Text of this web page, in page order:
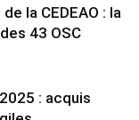
la CEDEAO : la
43 OSC
: acquis